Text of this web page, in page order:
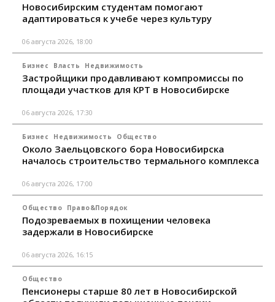
Новосибирским студентам помогают
адаптироваться к учебе через культуру
06 августа 2026, 18:00
Бизнес Власть Недвижимость
Застройщики продавливают компромиссы по
площади участков для КРТ в Новосибирске
06 августа 2026, 17:30
Бизнес Недвижимость Общество
Около Заельцовского бора Новосибирска
началось строительство термального комплекса
06 августа 2026, 17:00
Общество Право&Порядок
Подозреваемых в похищении человека
задержали в Новосибирске
06 августа 2026, 16:15
Общество
Пенсионеры старше 80 лет в Новосибирской